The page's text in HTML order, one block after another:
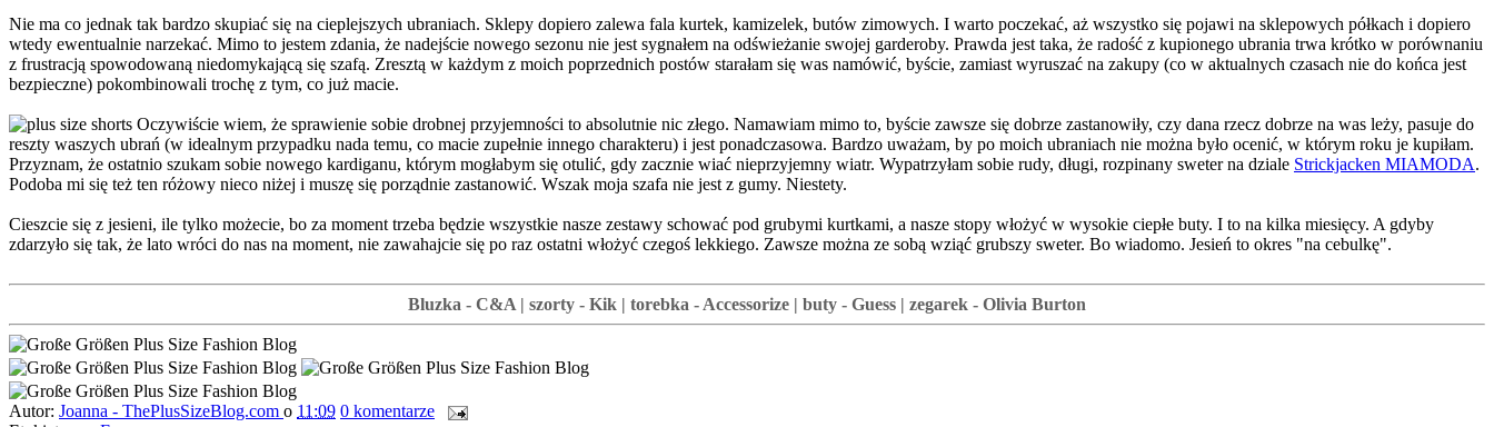
Nie ma co jednak tak bardzo skupiać się na cieplejszych ubraniach. Sklepy dopiero zalewa fala kurtek, kamizelek, butów zimowych. I warto poczekać, aż wszystko się pojawi na sklepowych półkach i dopiero
wtedy ewentualnie narzekać. Mimo to jestem zdania, że nadejście nowego sezonu nie jest sygnałem na odświeżanie swojej garderoby. Prawda jest taka, że radość z kupionego ubrania trwa krótko w porównaniu
z frustracją spowodowaną niedomykającą się szafą. Zresztą w każdym z moich poprzednich postów starałam się was namówić, byście, zamiast wyruszać na zakupy (co w aktualnych czasach nie do końca jest
bezpieczne) pokombinowali trochę z tym, co już macie.
Oczywiście wiem, że sprawienie sobie drobnej przyjemności to absolutnie nic złego. Namawiam mimo to, byście zawsze się dobrze zastanowiły, czy dana rzecz dobrze na was leży, pasuje do
reszty waszych ubrań (w idealnym przypadku nada temu, co macie zupełnie innego charakteru) i jest ponadczasowa. Bardzo uważam, by po moich ubraniach nie można było ocenić, w którym roku je kupiłam.
Przyznam, że ostatnio szukam sobie nowego kardiganu, którym mogłabym się otulić, gdy zacznie wiać nieprzyjemny wiatr. Wypatrzyłam sobie rudy, długi, rozpinany sweter na dziale Strickjacken MIAMODA.
Podoba mi się też ten różowy nieco niżej i muszę się porządnie zastanowić. Wszak moja szafa nie jest z gumy. Niestety.
Cieszcie się z jesieni, ile tylko możecie, bo za moment trzeba będzie wszystkie nasze zestawy schować pod grubymi kurtkami, a nasze stopy włożyć w wysokie ciepłe buty. I to na kilka miesięcy. A gdyby
zdarzyło się tak, że lato wróci do nas na moment, nie zawahajcie się po raz ostatni włożyć czegoś lekkiego. Zawsze można ze sobą wziąć grubszy sweter. Bo wiadomo. Jesień to okres "na cebulkę".
Bluzka - C&A | szorty - Kik | torebka - Accessorize | buty - Guess | zegarek - Olivia Burton
Autor: Joanna - ThePlusSizeBlog.com o 11:09 0 komentarze